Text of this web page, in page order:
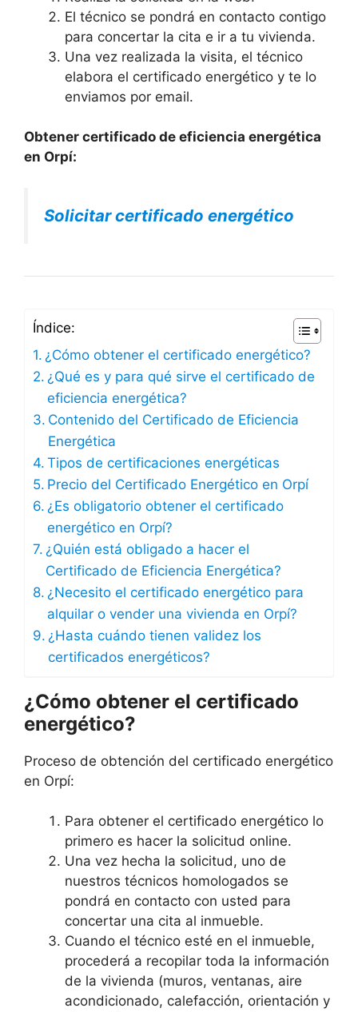
El técnico se pondrá en contacto contigo
para concertar la cita e ir a tu vivienda.
Una vez realizada la visita, el técnico
elabora el certificado energético y te lo
enviamos por email.
Obtener certificado de eficiencia energética
en Orpí:
Solicitar certificado energético
Índice:
¿Cómo obtener el certificado energético?
¿Qué es y para qué sirve el certificado de
eficiencia energética?
Contenido del Certificado de Eficiencia
Energética
Tipos de certificaciones energéticas
Precio del Certificado Energético en Orpí
¿Es obligatorio obtener el certificado
energético en Orpí?
¿Quién está obligado a hacer el
Certificado de Eficiencia Energética?
¿Necesito el certificado energético para
alquilar o vender una vivienda en Orpí?
¿Hasta cuándo tienen validez los
certificados energéticos?
¿Cómo obtener el certificado
energético?
Proceso de obtención del certificado energético
en Orpí:
Para obtener el certificado energético lo
primero es hacer la solicitud online.
Una vez hecha la solicitud, uno de
nuestros técnicos homologados se
pondrá en contacto con usted para
concertar una cita al inmueble.
Cuando el técnico esté en el inmueble,
procederá a recopilar toda la información
de la vivienda (muros, ventanas, aire
acondicionado, calefacción, orientación y